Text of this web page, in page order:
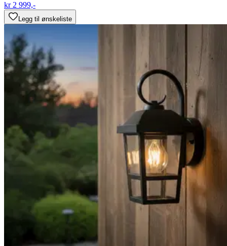
kr 2 999,-
Legg til ønskeliste